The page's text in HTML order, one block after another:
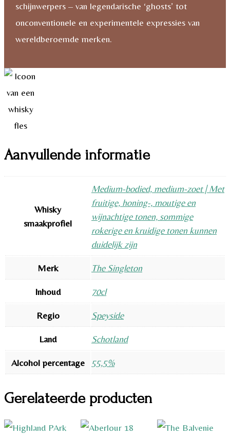
schijnwerpers – van legendarische ‘ghosts’ tot
onconventionele en experimentele expressies van
wereldberoemde merken.
Aanvullende informatie
Whisky
smaakprofiel
Medium-bodied, medium-zoet | Met
fruitige, honing-, moutige en
wijnachtige tonen, sommige
rokerige en kruidige tonen kunnen
duidelijk zijn
Merk The Singleton
Inhoud 70cl
Regio Speyside
Land Schotland
Alcohol percentage 55,5%
Gerelateerde producten